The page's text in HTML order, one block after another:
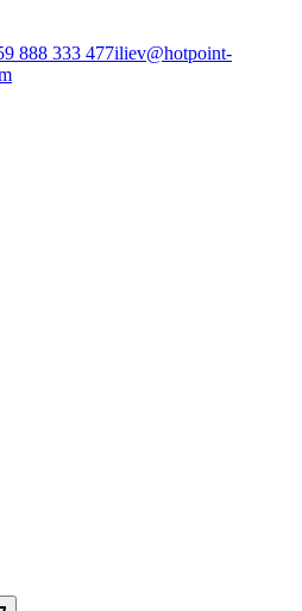
888 333 477iliev@hotpoint-